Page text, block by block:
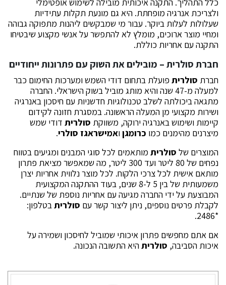
כלל התהליך. התקנה איכותית מובילה לשימוש אופטימלי
ולצריכת אנרגיה מופחתת. היא גם מונעת תקלות עתידיות
שעלולות לעלות ביוקר. עבור מי שמבקשים ליהנות מתפוקה גבוהה
ומחיי מוצר ארוכים, מומלץ לא להתפשר על אנשי מקצוע שיבטיחו
התקנה עם אחריות כוללת.
חברתסולרית– מובילים את השוק עם פתרונות ייחודיים
חברת סולריתפועלת בתחום דודי השמש ומערכות החימום כבר
למעלה מ-47 שנה והיא מותג מוביל בשוק הישראלי. החברה
מתגאה ביכולתה לשלב טכנולוגיות חדשניות עם חיסכון באנרגיה
ושירות מקצועי מן המעלה הראשונה. במסגרת חזונה לקידום
קיימות ושימוש באנרגיה ירוקה, משווקת סולריתדודי שמש
מיצרנים מהימנים כמו כרומגןואמישראגז סולרי.
המוצרים של סולריתמותאמים לכל סוגי המבנים ומגיעים בטווח
נפחים של 80 ליטר ועד 300 ליטר, מה שמאפשר מציאת פתרון
מותאם אישית לכל צרכי הלקוח. לכל מוצר נלווית אחריות יצרן
משמעותית של בין 5 ל-8 שנים, בעוד ההתקנה המקצועית
המבוצעת על ידי החברה מגיעה עם אחריות נוספת של שנתיים.
לקבלת פרטים נוספים, ניתן ליצור קשר עם סולריתבטלפון:
*2486.
אם אתם מחפשים פתרון איכותי שמוביל לחיסכון ושמירה על
איכות הסביבה, סולריתהיא התשובה הנכונה.